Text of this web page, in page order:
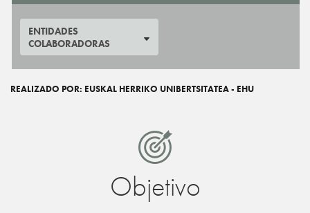
ENTIDADES
COLABORADORAS
REALIZADO POR: EUSKAL HERRIKO UNIBERTSITATEA - EHU
Objetivo